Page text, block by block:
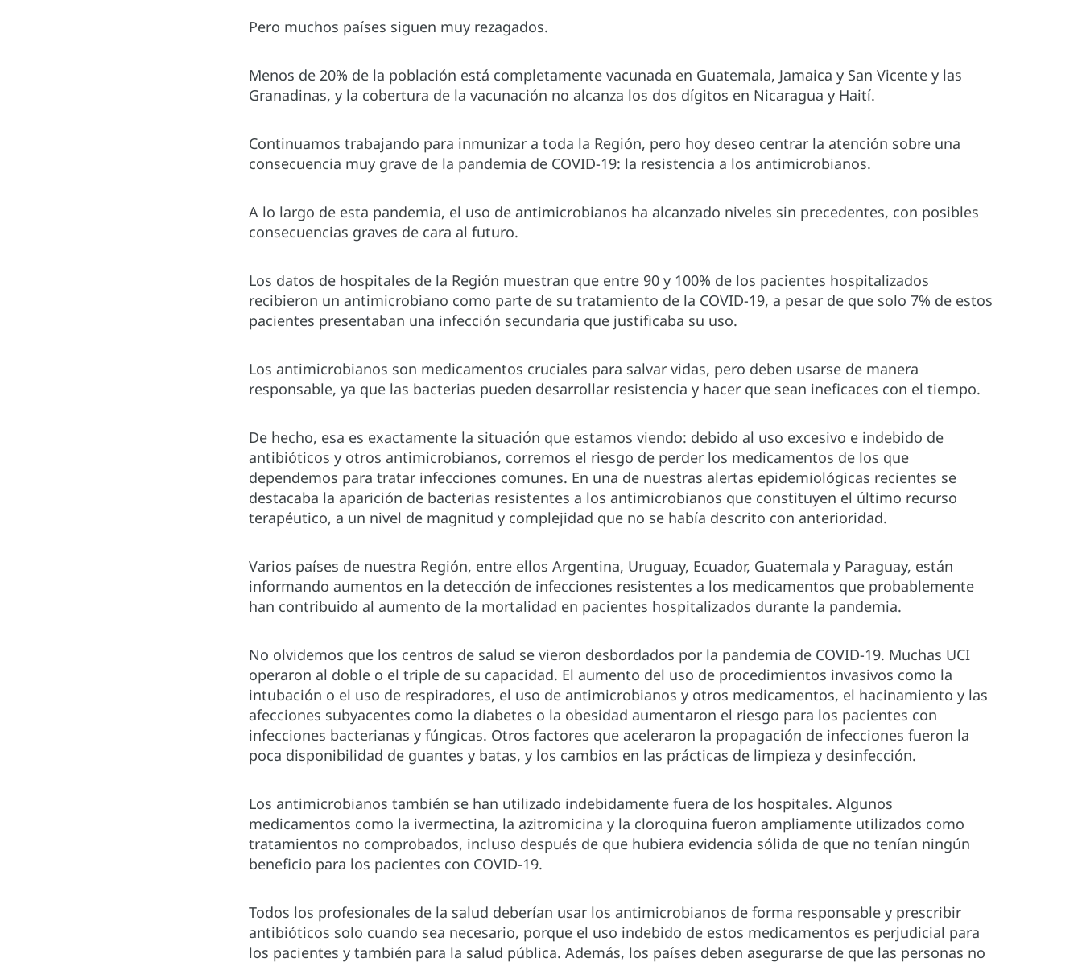
Pero muchos países siguen muy rezagados.
Menos de 20% de la población está completamente vacunada en Guatemala, Jamaica y San Vicente y las
Granadinas, y la cobertura de la vacunación no alcanza los dos dígitos en Nicaragua y Haití.
Continuamos trabajando para inmunizar a toda la Región, pero hoy deseo centrar la atención sobre una
consecuencia muy grave de la pandemia de COVID-19: la resistencia a los antimicrobianos.
A lo largo de esta pandemia, el uso de antimicrobianos ha alcanzado niveles sin precedentes, con posibles
consecuencias graves de cara al futuro.
Los datos de hospitales de la Región muestran que entre 90 y 100% de los pacientes hospitalizados
recibieron un antimicrobiano como parte de su tratamiento de la COVID-19, a pesar de que solo 7% de estos
pacientes presentaban una infección secundaria que justificaba su uso.
Los antimicrobianos son medicamentos cruciales para salvar vidas, pero deben usarse de manera
responsable, ya que las bacterias pueden desarrollar resistencia y hacer que sean ineficaces con el tiempo.
De hecho, esa es exactamente la situación que estamos viendo: debido al uso excesivo e indebido de
antibióticos y otros antimicrobianos, corremos el riesgo de perder los medicamentos de los que
dependemos para tratar infecciones comunes. En una de nuestras alertas epidemiológicas recientes se
destacaba la aparición de bacterias resistentes a los antimicrobianos que constituyen el último recurso
terapéutico, a un nivel de magnitud y complejidad que no se había descrito con anterioridad.
Varios países de nuestra Región, entre ellos Argentina, Uruguay, Ecuador, Guatemala y Paraguay, están
informando aumentos en la detección de infecciones resistentes a los medicamentos que probablemente
han contribuido al aumento de la mortalidad en pacientes hospitalizados durante la pandemia.
No olvidemos que los centros de salud se vieron desbordados por la pandemia de COVID-19. Muchas UCI
operaron al doble o el triple de su capacidad. El aumento del uso de procedimientos invasivos como la
intubación o el uso de respiradores, el uso de antimicrobianos y otros medicamentos, el hacinamiento y las
afecciones subyacentes como la diabetes o la obesidad aumentaron el riesgo para los pacientes con
infecciones bacterianas y fúngicas. Otros factores que aceleraron la propagación de infecciones fueron la
poca disponibilidad de guantes y batas, y los cambios en las prácticas de limpieza y desinfección.
Los antimicrobianos también se han utilizado indebidamente fuera de los hospitales. Algunos
medicamentos como la ivermectina, la azitromicina y la cloroquina fueron ampliamente utilizados como
tratamientos no comprobados, incluso después de que hubiera evidencia sólida de que no tenían ningún
beneficio para los pacientes con COVID-19.
Todos los profesionales de la salud deberían usar los antimicrobianos de forma responsable y prescribir
antibióticos solo cuando sea necesario, porque el uso indebido de estos medicamentos es perjudicial para
los pacientes y también para la salud pública. Además, los países deben asegurarse de que las personas no